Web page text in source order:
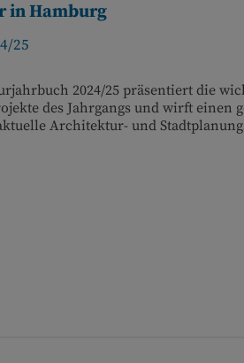
in Hamburg
25
2024/25 präsentiert die
des Jahrgangs und wirft einen
Architektur- und